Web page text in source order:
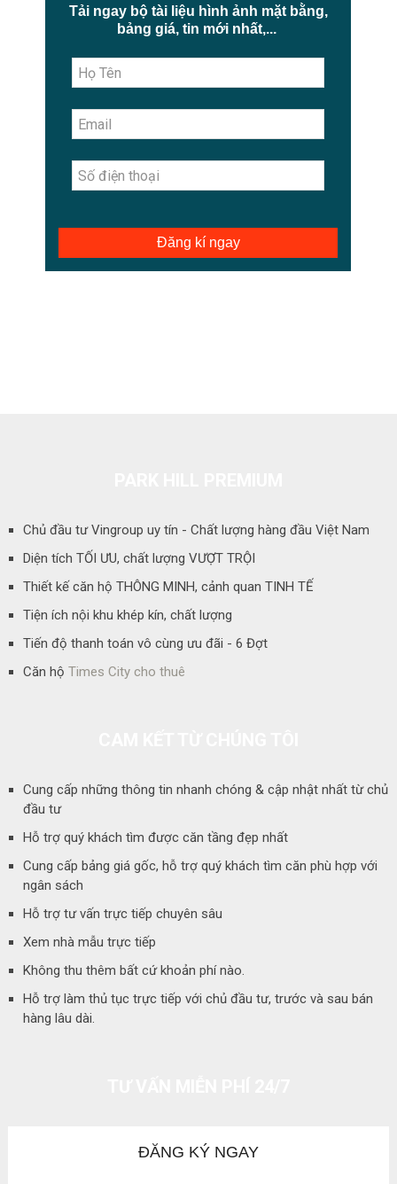
Tải ngay bộ tài liệu hình ảnh mặt bằng,
bảng giá, tin mới nhất,...
Đăng kí ngay
Chủ đầu tư Vingroup uy tín - Chất lượng hàng đầu Việt Nam
Diện tích TỐI ƯU, chất lượng VƯỢT TRỘI
Thiết kế căn hộ THÔNG MINH, cảnh quan TINH TẾ
Tiện ích nội khu khép kín, chất lượng
Tiến độ thanh toán vô cùng ưu đãi - 6 Đợt
Căn hộ Times City cho thuê
Cung cấp những thông tin nhanh chóng & cập nhật nhất từ chủ
đầu tư
Hỗ trợ quý khách tìm được căn tầng đẹp nhất
Cung cấp bảng giá gốc, hỗ trợ quý khách tìm căn phù hợp với
ngân sách
Hỗ trợ tư vấn trực tiếp chuyên sâu
Xem nhà mẫu trực tiếp
Không thu thêm bất cứ khoản phí nào.
Hỗ trợ làm thủ tục trực tiếp với chủ đầu tư, trước và sau bán
hàng lâu dài.
ĐĂNG KÝ NGAY